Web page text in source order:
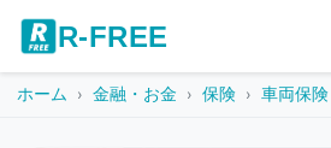
R-FREE
ホーム 金融・お金 保険 車両保険